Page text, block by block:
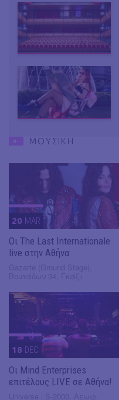
ΜΟΥΣΙΚΗ
20 MAR
Οι The Last Internationale
live στην Αθήνα
18 DEC
Οι Mind Enterprises
επιτέλους LIVE σε Αθήνα!